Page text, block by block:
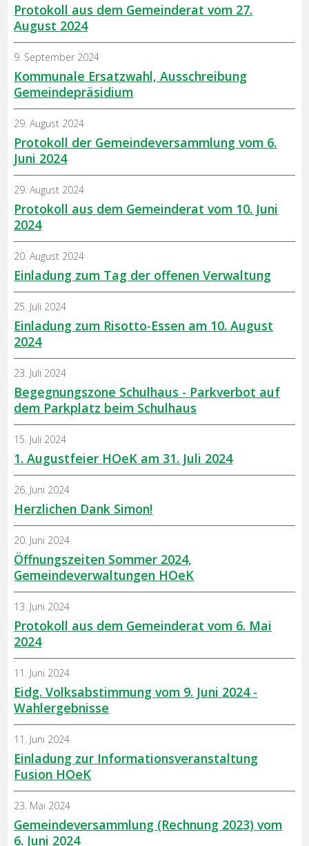
Protokoll aus dem Gemeinderat vom 27.
August 2024
Kommunale Ersatzwahl, Ausschreibung
Gemeindepräsidium
9. September 2024
Protokoll der Gemeindeversammlung vom 6.
Juni 2024
29. August 2024
Protokoll aus dem Gemeinderat vom 10. Juni
2024
29. August 2024
Einladung zum Tag der offenen Verwaltung
20. August 2024
Einladung zum Risotto-Essen am 10. August
2024
25. Juli 2024
Begegnungszone Schulhaus - Parkverbot auf
dem Parkplatz beim Schulhaus
23. Juli 2024
1. Augustfeier HOeK am 31. Juli 2024
15. Juli 2024
Herzlichen Dank Simon!
26. Juni 2024
Öffnungszeiten Sommer 2024,
Gemeindeverwaltungen HOeK
20. Juni 2024
Protokoll aus dem Gemeinderat vom 6. Mai
2024
13. Juni 2024
Eidg. Volksabstimmung vom 9. Juni 2024 -
Wahlergebnisse
11. Juni 2024
Einladung zur Informationsveranstaltung
Fusion HOeK
11. Juni 2024
Gemeindeversammlung (Rechnung 2023) vom
6. Juni 2024
23. Mai 2024